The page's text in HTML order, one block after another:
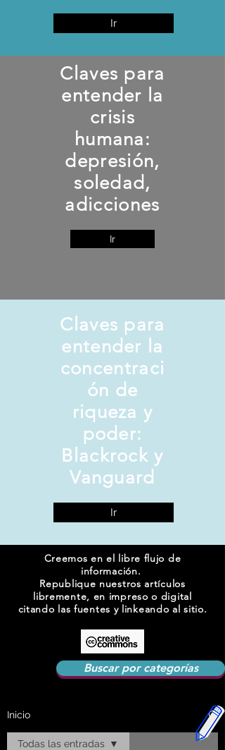
Ir
Claves para
entender la
crisis
humana:
depresión,
soledad,
adicciones
Ir
Claves para
entender la
concentraci
ón de
riqueza y
poder:
Blackrock y
Vanguard
Ir
Creemos en el libre flujo de
información.
Republique nuestros artículos
libremente, en impreso o digital
citando las fuentes y linkeando al sitio.
Buscar por categorías
Inicio
Todas las entradas